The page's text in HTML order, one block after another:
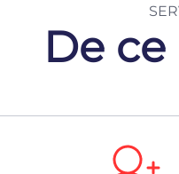
De